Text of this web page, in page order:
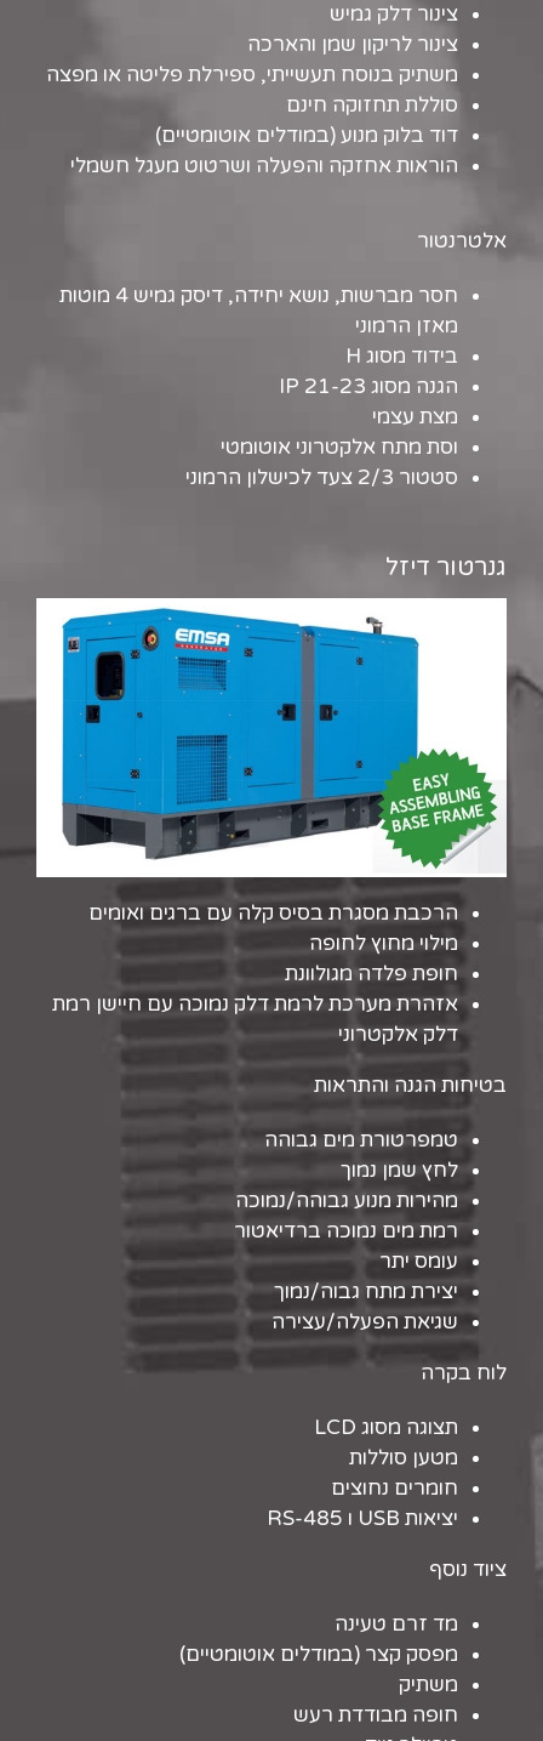
צינור דלק גמיש
צינור לריקון שמן והארכה
משתיק בנוסח תעשייתי, ספירלת פליטה או מפצה
סוללת תחזוקה חינם
דוד בלוק מנוע (במודלים אוטומטיים)
הוראות אחזקה והפעלה ושרטוט מעגל חשמלי
אלטרנטור
חסר מברשות, נושא יחידה, דיסק גמיש 4 מוטות
מאזן הרמוני
בידוד מסוג H
הגנה מסוג IP 21-23
מצת עצמי
וסת מתח אלקטרוני אוטומטי
סטטור 2/3 צעד לכישלון הרמוני
גנרטור דיזל
הרכבת מסגרת בסיס קלה עם ברגים ואומים
מילוי מחוץ לחופה
חופת פלדה מגולוונת
אזהרת מערכת לרמת דלק נמוכה עם חיישן רמת
דלק אלקטרוני
בטיחות הגנה והתראות
טמפרטורת מים גבוהה
לחץ שמן נמוך
מהירות מנוע גבוהה/נמוכה
רמת מים נמוכה ברדיאטור
עומס יתר
יצירת מתח גבוה/נמוך
שגיאת הפעלה/עצירה
לוח בקרה
תצוגה מסוג LCD
מטען סוללות
חומרים נחוצים
יציאות USB ו RS-485
ציוד נוסף
מד זרם טעינה
מפסק קצר (במודלים אוטומטיים)
משתיק
חופה מבודדת רעש